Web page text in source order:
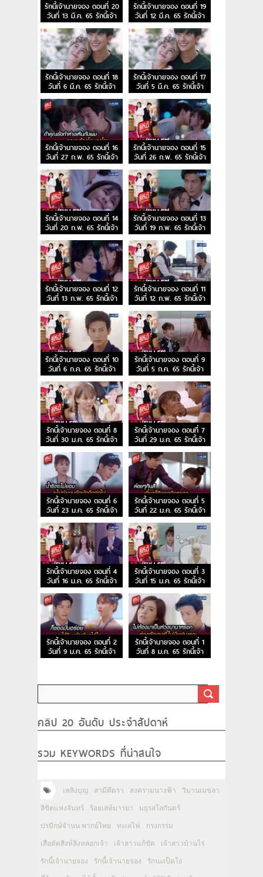
รักนี้เจ้านายจอง ตอนที่ 20
วันที่ 13 มี.ค. 65 รักนี้เจ้า
นายจอง EP.20
รักนี้เจ้านายจอง ตอนที่ 19
วันที่ 12 มี.ค. 65 รักนี้เจ้า
นายจอง EP.19
รักนี้เจ้านายจอง ตอนที่ 18
วันที่ 6 มี.ค. 65 รักนี้เจ้า
นายจอง EP.18
รักนี้เจ้านายจอง ตอนที่ 17
วันที่ 5 มี.ค. 65 รักนี้เจ้า
นายจอง EP.17
รักนี้เจ้านายจอง ตอนที่ 16
วันที่ 27 ก.พ. 65 รักนี้เจ้า
นายจอง EP.16
รักนี้เจ้านายจอง ตอนที่ 15
วันที่ 26 ก.พ. 65 รักนี้เจ้า
นายจอง EP.15
รักนี้เจ้านายจอง ตอนที่ 14
วันที่ 20 ก.พ. 65 รักนี้เจ้า
นายจอง EP.14
รักนี้เจ้านายจอง ตอนที่ 13
วันที่ 19 ก.พ. 65 รักนี้เจ้า
นายจอง EP.13
รักนี้เจ้านายจอง ตอนที่ 12
วันที่ 13 ก.พ. 65 รักนี้เจ้า
นายจอง EP.12
รักนี้เจ้านายจอง ตอนที่ 11
วันที่ 12 ก.พ. 65 รักนี้เจ้า
นายจอง EP.11
รักนี้เจ้านายจอง ตอนที่ 10
วันที่ 6 ก.ค. 65 รักนี้เจ้า
นายจอง EP.10
รักนี้เจ้านายจอง ตอนที่ 9
วันที่ 5 ก.ค. 65 รักนี้เจ้า
นายจอง EP.9
รักนี้เจ้านายจอง ตอนที่ 8
วันที่ 30 ม.ค. 65 รักนี้เจ้า
นายจอง EP.8
รักนี้เจ้านายจอง ตอนที่ 7
วันที่ 29 ม.ค. 65 รักนี้เจ้า
นายจอง EP.7
รักนี้เจ้านายจอง ตอนที่ 6
วันที่ 23 ม.ค. 65 รักนี้เจ้า
นายจอง EP.6
รักนี้เจ้านายจอง ตอนที่ 5
วันที่ 22 ม.ค. 65 รักนี้เจ้า
นายจอง EP.5
รักนี้เจ้านายจอง ตอนที่ 4
วันที่ 16 ม.ค. 65 รักนี้เจ้า
นายจอง EP.4
รักนี้เจ้านายจอง ตอนที่ 3
วันที่ 15 ม.ค. 65 รักนี้เจ้า
นายจอง EP.3
รักนี้เจ้านายจอง ตอนที่ 2
วันที่ 9 ม.ค. 65 รักนี้เจ้า
นายจอง EP.2
รักนี้เจ้านายจอง ตอนที่ 1
วันที่ 8 ม.ค. 65 รักนี้เจ้า
นายจอง EP.1
คลิป 20 อันดับ ประจำสัปดาห์
รวม KEYWORDS ที่น่าสนใจ
เพลิงบุญ สามีตีตรา สงครามนางฟ้า วิมานเมขลา
ลิขิตแห่งจันทร์ ร้อยเล่ห์มารยา มธุรสโลกันตร์
ปรปักษ์จำนน พากย์ไทย ทะเลไฟ กรงกรรม
เสือตัดสิงห์ลิงหลอกเจ้า เจ้าสาวแก้ขัด เจ้าสาวบ้านไร่
รักนี้เจ้านายจอง รักนี้เจ้านายจอง รักนะเป็ดโง่